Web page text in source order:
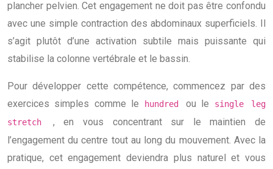
plancher pelvien. Cet engagement ne doit pas être confondu
avec une simple contraction des abdominaux superficiels. Il
s’agit plutôt d’une activation subtile mais puissante qui
stabilise la colonne vertébrale et le bassin.
Pour développer cette compétence, commencez par des
exercices simples comme le
hundred ou le
single leg
stretch , en vous concentrant sur le maintien de
l’engagement du centre tout au long du mouvement. Avec la
pratique, cet engagement deviendra plus naturel et vous